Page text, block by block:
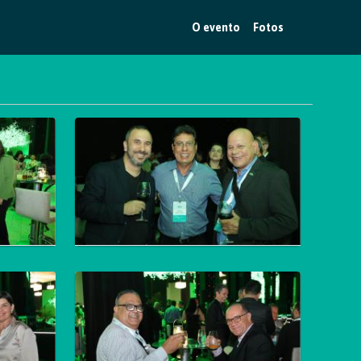
O evento Fotos